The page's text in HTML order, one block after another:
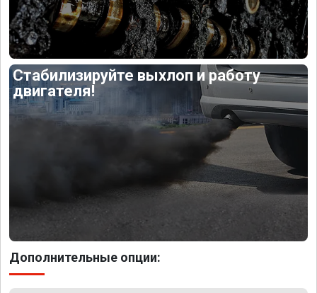
Стабилизируйте выхлоп и работу
двигателя!
Дополнительные опции: